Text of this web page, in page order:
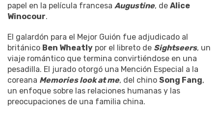
papel en la película francesa Augustine, de Alice
Winocour.
El galardón para el Mejor Guión fue adjudicado al
británico Ben Wheatly por el libreto de Sightseers, un
viaje romántico que termina convirtiéndose en una
pesadilla. El jurado otorgó una Mención Especial a la
coreana Memories look at me, del chino Song Fang,
un enfoque sobre las relaciones humanas y las
preocupaciones de una familia china.